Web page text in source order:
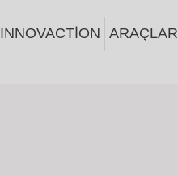
INNOVACTION ARAÇLAR